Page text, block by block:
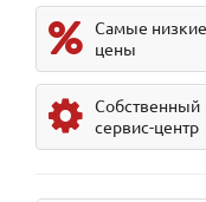
Самые низкие
цены
Собственный
сервис-центр